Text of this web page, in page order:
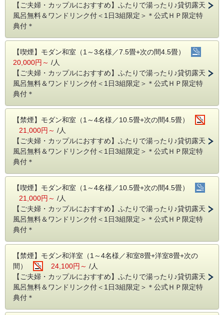
き、
お風呂上がりには森林ノ牧場の濃厚なミルクバーをお召し上がり
ください♪
＜カップルプラン特別特典＞
(1)藤屋特製「パフェとて焼き」or「いちごジェラート」プレゼン
ト！
※お一人様につきどちらか1個
(2)森林ノ牧場のミルクアイスバーをプレゼント！
※お一人様につき1本
(3)貸切露天風呂40分サービス★
★18:00～,19:00～,20:00～ 各40分間
※貸切露天風呂のご利用ご希望時間がございましたら、
事前予約も承っております。ご予約時に備考欄等にご記入ください。
● 彩り豊かなお食事
美人の湯源泉を用い、一品一品心を込めて仕上げます。
■夕食／地物＜栃木和牛＞をはじめ、四季折々の食材を味わう創作
会席
■朝食／栄養バランス満点の和定食
● 女性のお客様へ特別特典☆
[チェックイン時／快適なご滞在のサポート！！]
[チェックアウト時／ご帰宅後も当館の湯をお楽しみください◎]
1．アトマイザーをプレゼント
● 自慢の源泉をたっぷりご堪能いただける湯処
1．400年もの歴史のある情緒あふれる岩風呂「洞窟風呂」
【ご夫婦・カップルにおすすめ】ふたりで湯ったり♪貸切露天
風呂無料＆ワンドリンク付＜1日3組限定＞＊公式ＨＰ限定特
典付＊
【喫煙】モダン和室（1～3名様／7.5畳+次の間4.5畳）
20,000円～ /人
【ご夫婦・カップルにおすすめ】ふたりで湯ったり♪貸切露天
風呂無料＆ワンドリンク付＜1日3組限定＞＊公式ＨＰ限定特
典付＊
【禁煙】モダン和室（1～4名様／10.5畳+次の間4.5畳）
21,000円～ /人
【ご夫婦・カップルにおすすめ】ふたりで湯ったり♪貸切露天
風呂無料＆ワンドリンク付＜1日3組限定＞＊公式ＨＰ限定特
典付＊
【喫煙】モダン和室（1～4名様／10.5畳+次の間4.5畳）
21,000円～ /人
【ご夫婦・カップルにおすすめ】ふたりで湯ったり♪貸切露天
風呂無料＆ワンドリンク付＜1日3組限定＞＊公式ＨＰ限定特
典付＊
【禁煙】モダン和洋室（1～4名様／和室8畳+洋室8畳+次の
間）
24,100円～ /人
【ご夫婦・カップルにおすすめ】ふたりで湯ったり♪貸切露天
風呂無料＆ワンドリンク付＜1日3組限定＞＊公式ＨＰ限定特
典付＊